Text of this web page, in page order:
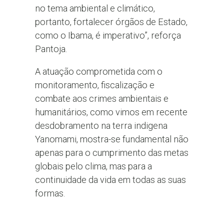
no tema ambiental e climático,
portanto, fortalecer órgãos de Estado,
como o Ibama, é imperativo”, reforça
Pantoja.
A atuação comprometida com o
monitoramento, fiscalização e
combate aos crimes ambientais e
humanitários, como vimos em recente
desdobramento na terra indigena
Yanomami, mostra-se fundamental não
apenas para o cumprimento das metas
globais pelo clima, mas para a
continuidade da vida em todas as suas
formas.